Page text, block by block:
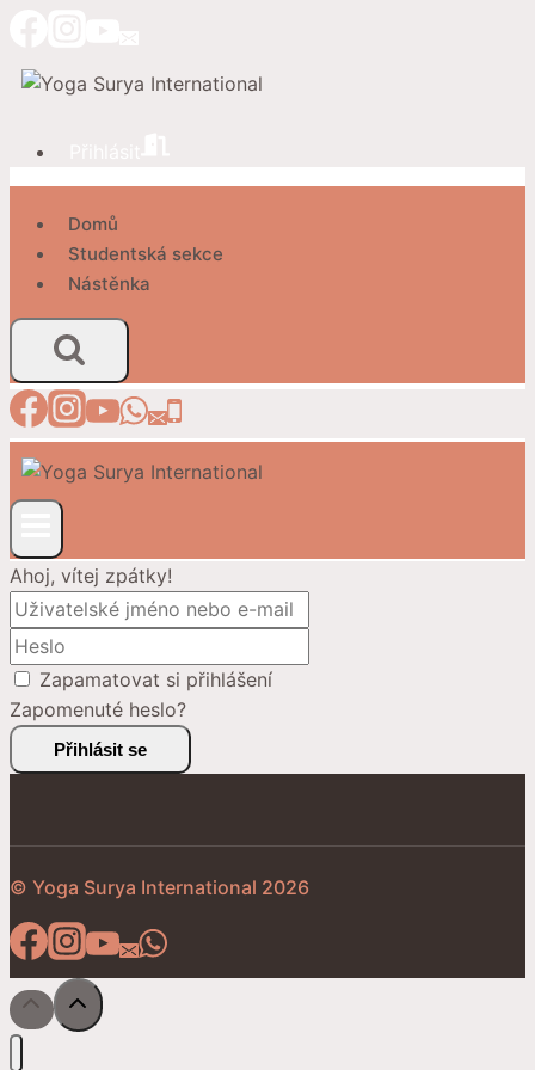
obsah
Domů
Studentská sekce
Nástěnka
Ahoj, vítej zpátky!
Zapamatovat si přihlášení
Zapomenuté heslo?
Přihlásit se
© Yoga Surya International 2026